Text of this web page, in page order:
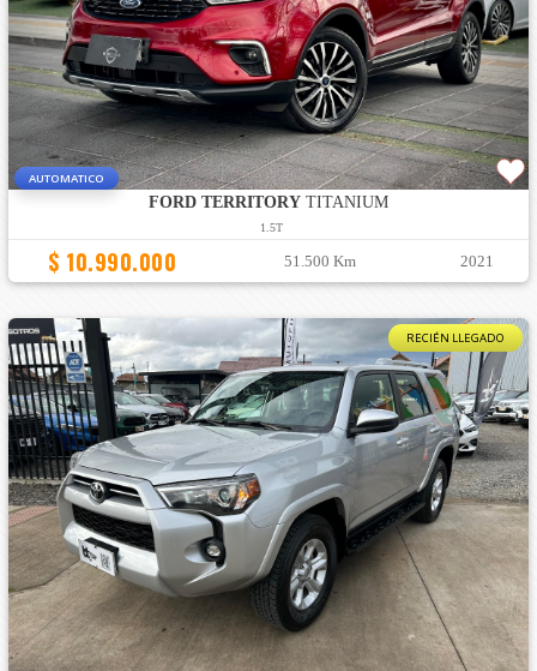
AUTOMATICO
FORD TERRITORYTITANIUM
1.5T
$ 10.990.000 51.500 Km 2021
RECIÉN LLEGADO